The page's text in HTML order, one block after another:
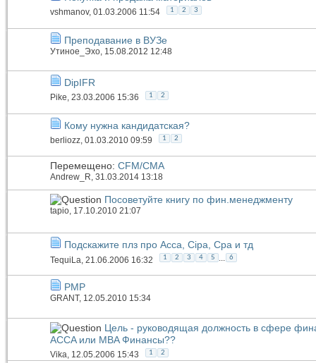
vshmanov, 01.03.2006 11:54 1 2 3
Преподавание в ВУЗе
Утиное_Эхо , 15.08.2012 12:48
DipIFR
Pike, 23.03.2006 15:36 1 2
Кому нужна кандидатская?
berliozz , 01.03.2010 09:59 1 2
Перемещено: CFM/CMA
Andrew_R, 31.03.2014 13:18
Посоветуйте книгу по фин.менеджменту
tapio, 17.10.2010 21:07
Подскажите плз про Acca, Cipa, Cpa и тд
TequiLa , 21.06.2006 16:32 1 2 3 4 5 6
PMP
GRANT, 12.05.2010 15:34
Цель - руководящая должность в сфере
ACCA или MBA Финансы??
Vika , 12.05.2006 15:43 1 2